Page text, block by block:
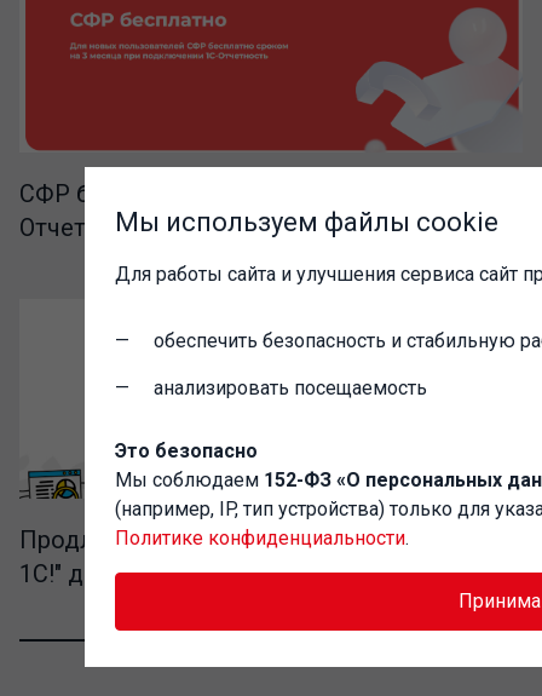
СФР бесплатно при подключении 1С-
Отчетности
Продление акции "Новый бизнес начни с
1С!" до конца 2026 года
Мы используем файлы cookie
Для работы сайта и улучшения сервиса сайт
обеспечить безопасность и стабильную
анализировать посещаемость
Это безопасно
Мы соблюдаем 152-ФЗ «О персональных
(например, IP, тип устройства) только для
Политике конфиденциальности.